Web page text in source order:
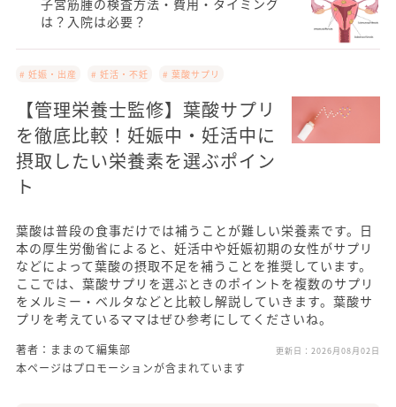
は？入院は必要？
# 妊娠・出産 # 妊活・不妊 # 葉酸サプリ
【管理栄養士監修】葉酸サプリ
を徹底比較！妊娠中・妊活中に
摂取したい栄養素を選ぶポイン
ト
葉酸は普段の食事だけでは補うことが難しい栄養素です。日
本の厚生労働省によると、妊活中や妊娠初期の女性がサプリ
などによって葉酸の摂取不足を補うことを推奨しています。
ここでは、葉酸サプリを選ぶときのポイントを複数のサプリ
をメルミー・ベルタなどと比較し解説していきます。葉酸サ
プリを考えているママはぜひ参考にしてくださいね。
著者：ままのて編集部 更新日： 2026月08月02日
本ページはプロモーションが含まれています